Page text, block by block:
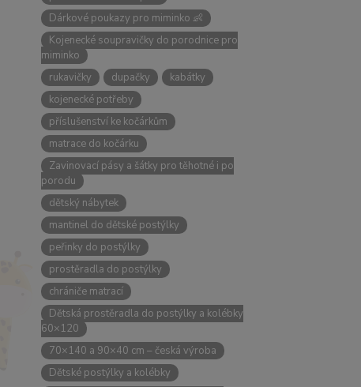
Dárkové poukazy pro miminko 👶
Kojenecké soupravičky do porodnice pro
miminko
rukavičky
dupačky
kabátky
kojenecké potřeby
příslušenství ke kočárkům
matrace do kočárku
Zavinovací pásy a šátky pro těhotné i po
porodu
dětský nábytek
mantinel do dětské postýlky
peřinky do postýlky
prostěradla do postýlky
chrániče matrací
Dětská prostěradla do postýlky a kolébky
60×120
70×140 a 90×40 cm – česká výroba
Dětské postýlky a kolébky